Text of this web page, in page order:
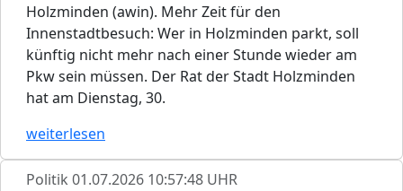
Holzminden (awin). Mehr Zeit für den
Innenstadtbesuch: Wer in Holzminden parkt, soll
künftig nicht mehr nach einer Stunde wieder am
Pkw sein müssen. Der Rat der Stadt Holzminden
hat am Dienstag, 30.
weiterlesen
Politik 01.07.2026 10:57:48 UHR